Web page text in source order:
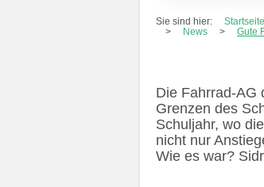
Sie sind hier: Startseite
>
News > Gute
Die Fahrrad-AG
Grenzen des
Schuljahr, wo
nicht nur
Wie es war?